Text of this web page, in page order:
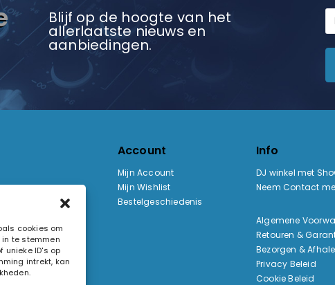
cookies om
te stemmen
ID's op
intrekt, kan
Blijf op de hoogte van het
allerlaatste nieuws en
aanbiedingen.
Account
Mijn Account
Mijn Wishlist
Bestelgeschiedenis
Info
DJ winkel met
Neem Contact
Algemene
Retouren &
Bezorgen &
Privacy Beleid
Cookie Beleid